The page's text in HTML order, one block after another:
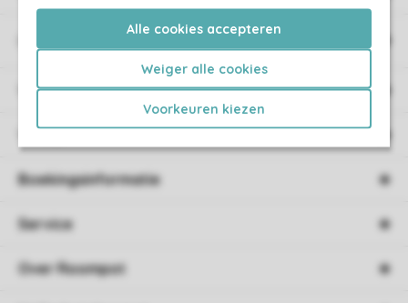
Alle cookies accepteren
Weiger alle cookies
Voorkeuren kiezen
Campings
Vakantieverblijf
Verblijf
Boekingsinformatie
Service
Over Roompot